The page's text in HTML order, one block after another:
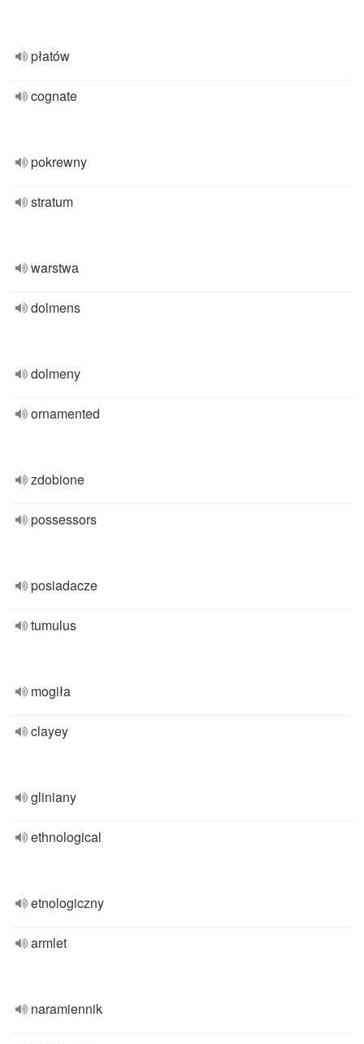
płatów
cognate
pokrewny
stratum
warstwa
dolmens
dolmeny
ornamented
zdobione
possessors
posiadacze
tumulus
mogiła
clayey
gliniany
ethnological
etnologiczny
armlet
naramiennik